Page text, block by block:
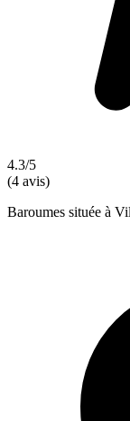
4.3/5
(4 avis)
Baroumes située à